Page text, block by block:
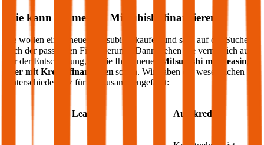
Wie kann ich meinen Mitsubishi finanzieren?
Sie wollen einen neuen Mitsubishi
kaufen und sind auf der Suche
nach der passenden Finanzierung? Dann stehen Sie vermutlich auch
vor der Entscheidung, ob Sie Ihren neuen
Mitsubishi mit Leasing
oder mit Kredit finanzieren sollen. Wir haben die wesentlichen
Unterschiede kurz für Sie zusammengefasst:
Leasing Autokredit